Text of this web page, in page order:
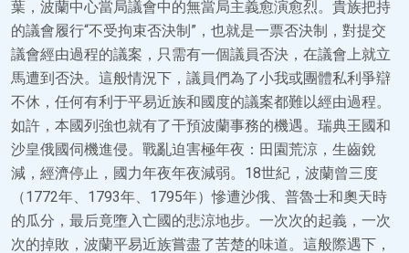
葉，波蘭中心當局議會中的無當局主義愈演愈烈。貴族把持
的議會履行“不受拘束否決制”，也就是一票否決制，對提交
議會經由過程的議案，只需有一個議員否決，在議會上就立
馬遭到否決。這般情況下，議員們為了小我或團體私利爭辯
不休，任何有利于平易近族和國度的議案都難以經由過程。
如許，本國列強也就有了干預波蘭事務的機遇。瑞典王國和
沙皇俄國伺機進侵。戰亂迫害極年夜：田園荒涼，生齒銳
減，經濟停止，國力年夜年夜減弱。18世紀，波蘭曾三度
（1772年、1793年、1795年）慘遭沙俄、普魯士和奧天時
的瓜分，最后竟墮入亡國的悲涼地步。一次次的起義，一次
次的掉敗，波蘭平易近族嘗盡了苦楚的味道。這般際遇下，